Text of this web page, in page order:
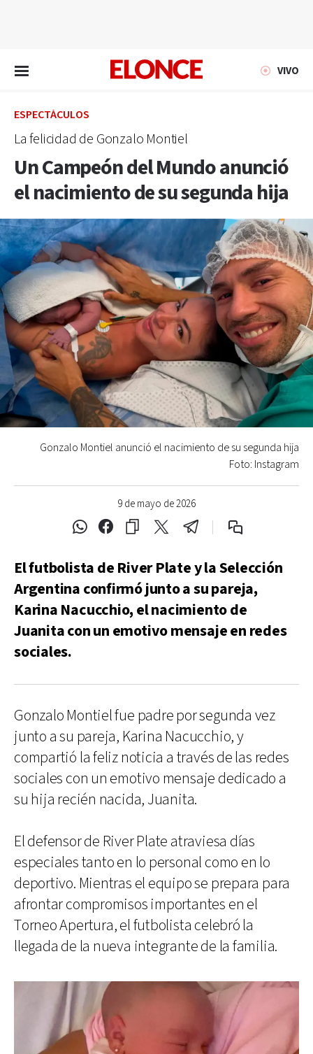
VIVO
ESPECTÁCULOS
La felicidad de Gonzalo Montiel
Un Campeón del Mundo anunció
el nacimiento de su segunda hija
9 de mayo de 2026
Gonzalo Montiel anunció el nacimiento de su segunda hija
Foto: Instagram
El futbolista de River Plate y la Selección
Argentina confirmó junto a su pareja,
Karina Nacucchio, el nacimiento de
Juanita con un emotivo mensaje en redes
sociales.
Gonzalo Montiel fue padre por segunda vez
junto a su pareja, Karina Nacucchio, y
compartió la feliz noticia a través de las redes
sociales con un emotivo mensaje dedicado a
su hija recién nacida, Juanita.
El defensor de River Plate atraviesa días
especiales tanto en lo personal como en lo
deportivo. Mientras el equipo se prepara para
afrontar compromisos importantes en el
Torneo Apertura, el futbolista celebró la
llegada de la nueva integrante de la familia.